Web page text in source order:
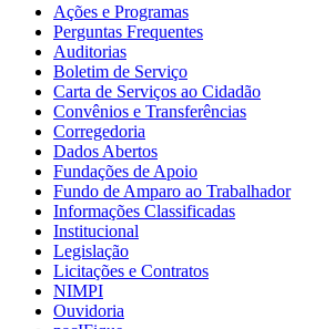
Ações e Programas
Perguntas Frequentes
Auditorias
Boletim de Serviço
Carta de Serviços ao Cidadão
Convênios e Transferências
Corregedoria
Dados Abertos
Fundações de Apoio
Fundo de Amparo ao Trabalhador
Informações Classificadas
Institucional
Legislação
Licitações e Contratos
NIMPI
Ouvidoria